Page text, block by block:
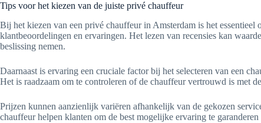
Tips voor het kiezen van de juiste privé chauffeur
Bij het kiezen van een privé chauffeur in Amsterdam is het
klantbeoordelingen en ervaringen. Het lezen van recensies kan
beslissing nemen.
Daarnaast is ervaring een cruciale factor bij het selecteren van een
Het is raadzaam om te controleren of de chauffeur vertrouwd is met
Prijzen kunnen aanzienlijk variëren afhankelijk van de gekozen
chauffeur helpen klanten om de best mogelijke ervaring te